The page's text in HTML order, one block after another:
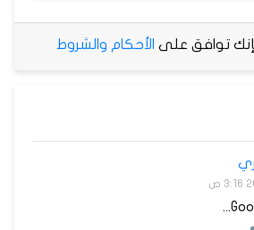
فإنك توافق على الأحكام والشروط